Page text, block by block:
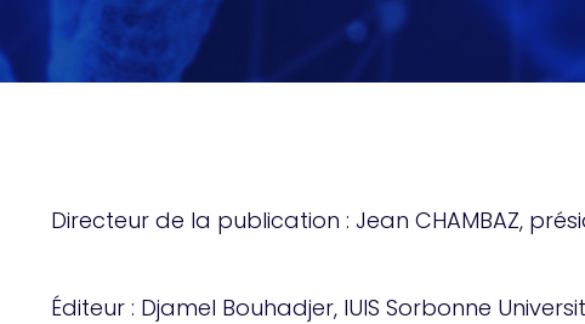
Directeur de la publication : Jean CHAMBAZ,
Éditeur : Djamel Bouhadjer, IUIS Sorbonne